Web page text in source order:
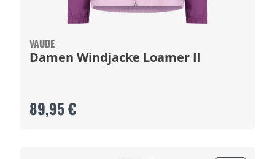
VAUDE
Damen Windjacke Loamer II
89,95 €